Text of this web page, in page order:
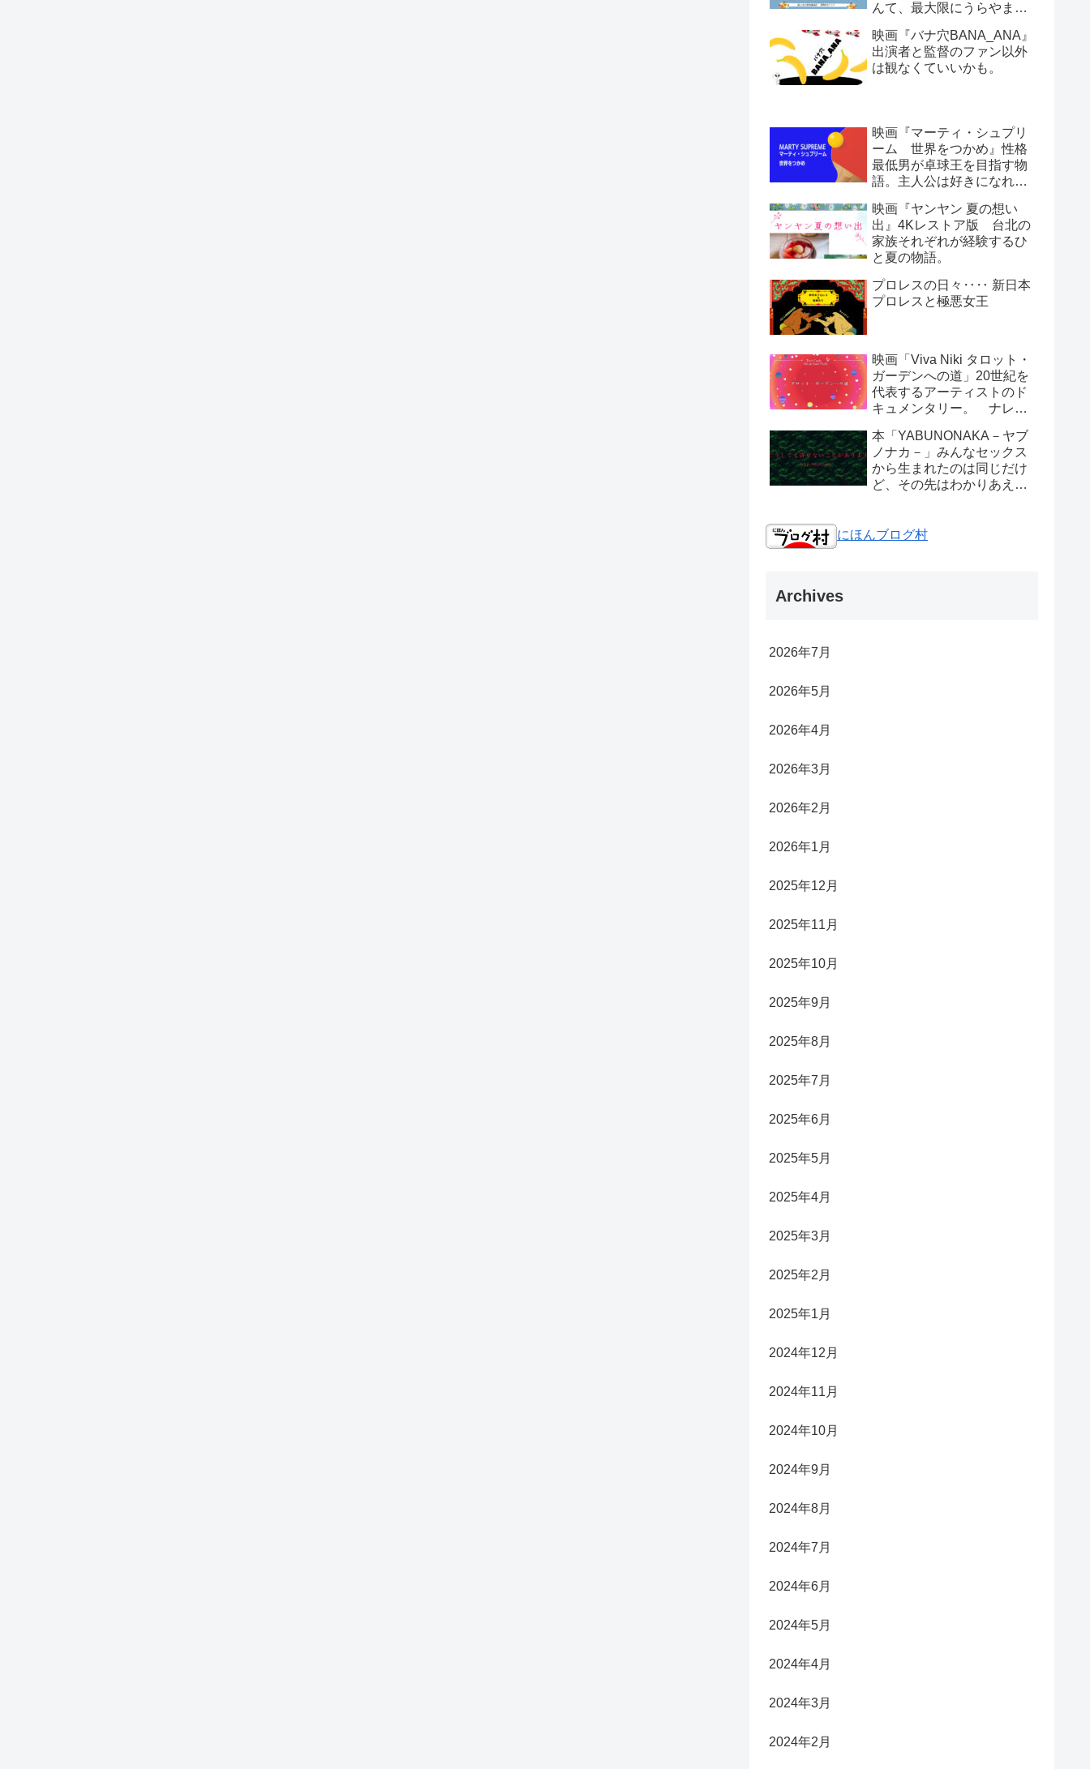
んて、最大限にうらやまし
哲学と文化人類学。ほぼ会
話劇です。
映画『バナ穴BANA_ANA』
出演者と監督のファン以外
は観なくていいかも。
映画『マーティ・シュプリ
ーム 世界をつかめ』性格
最低男が卓球王を目指す物
語。主人公は好きになれな
映画『ヤンヤン 夏の想い
出』4Kレストア版 台北の
家族それぞれが経験するひ
と夏の物語。
プロレスの日々‥‥ 新日本
プロレスと極悪女王
映画「Viva Niki タロット・
ガーデンへの道」20世紀を
代表するアーティストのド
キュメンタリー。 ナレー
す。
本「YABUNONAKA－ヤブ
ノナカ－」みんなセックス
から生まれたのは同じだけ
ど、その先はわかりあえな
にほんブログ村
Archives
2026年7月
2026年5月
2026年4月
2026年3月
2026年2月
2026年1月
2025年12月
2025年11月
2025年10月
2025年9月
2025年8月
2025年7月
2025年6月
2025年5月
2025年4月
2025年3月
2025年2月
2025年1月
2024年12月
2024年11月
2024年10月
2024年9月
2024年8月
2024年7月
2024年6月
2024年5月
2024年4月
2024年3月
2024年2月